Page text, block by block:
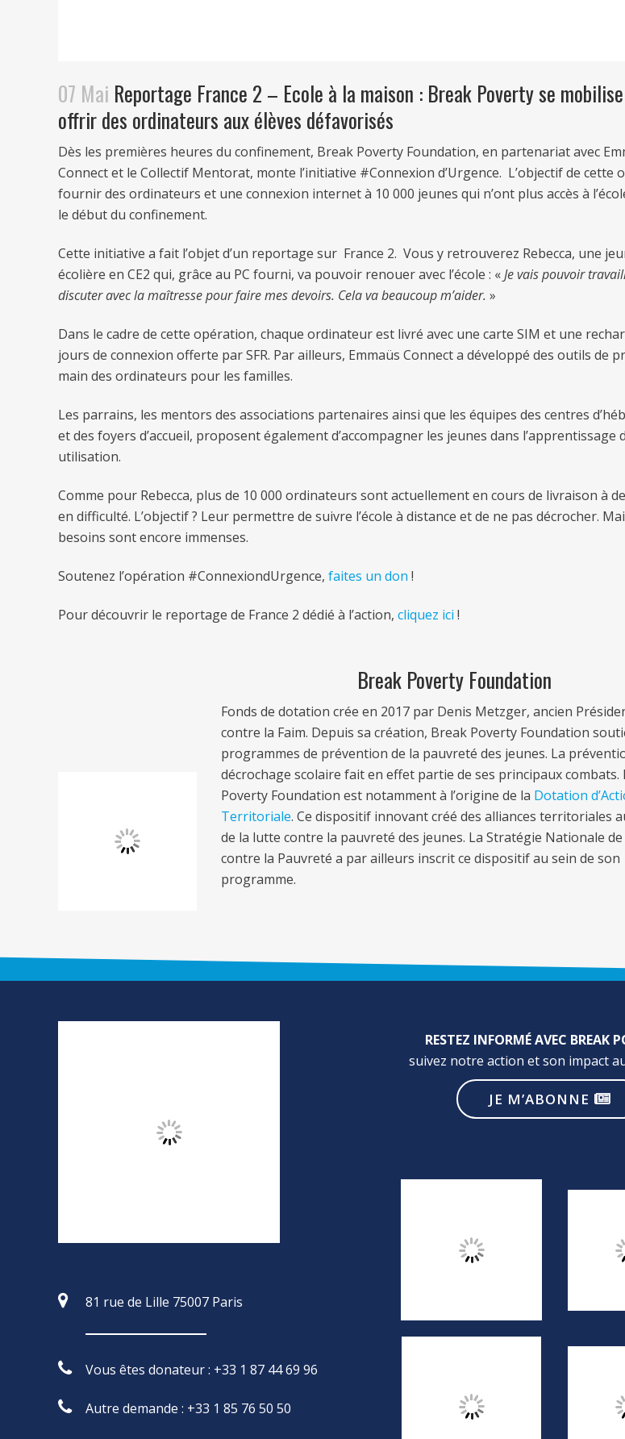
07 Mai Reportage France 2 – Ecole à la maison : Break Poverty se
offrir des ordinateurs aux élèves défavorisés
Dès les premières heures du confinement, Break Poverty Foundation, en partenariat avec
Connect et le Collectif Mentorat, monte l’initiative #Connexion d’Urgence. L’objectif de cette
fournir des ordinateurs et une connexion internet à 10 000 jeunes qui n’ont plus accès à
le début du confinement.
Cette initiative a fait l’objet d’un reportage sur France 2. Vous y retrouverez Rebecca, une
écolière en CE2 qui, grâce au PC fourni, va pouvoir renouer avec l’école : «Je vais pouvoir
discuter avec la maîtresse pour faire mes devoirs. Cela va beaucoup m’aider. »
Dans le cadre de cette opération, chaque ordinateur est livré avec une carte SIM et une
jours de connexion offerte par SFR. Par ailleurs, Emmaüs Connect a développé des outils de
main des ordinateurs pour les familles.
Les parrains, les mentors des associations partenaires ainsi que les équipes des centres
et des foyers d’accueil, proposent également d’accompagner les jeunes dans l’apprentissage
utilisation.
Comme pour Rebecca, plus de 10 000 ordinateurs sont actuellement en cours de livraison à
en difficulté. L’objectif ? Leur permettre de suivre l’école à distance et de ne pas décrocher.
besoins sont encore immenses.
Soutenez l’opération #ConnexiondUrgence, faites un don !
Pour découvrir le reportage de France 2 dédié à l’action, cliquez ici !
Break Poverty Foundation
Fonds de dotation crée en 2017 par Denis Metzger, ancien
contre la Faim. Depuis sa création, Break Poverty Foundation
programmes de prévention de la pauvreté des jeunes. La
décrochage scolaire fait en effet partie de ses principaux combats.
Poverty Foundation est notamment à l’origine de la Dotation
Territoriale. Ce dispositif innovant créé des alliances territoriales
de la lutte contre la pauvreté des jeunes. La Stratégie Nationale
contre la Pauvreté a par ailleurs inscrit ce dispositif au sein de son
programme.
81 rue de Lille 75007 Paris
Vous êtes donateur : +33 1 87 44 69 96
Autre demande : +33 1 85 76 50 50
RESTEZ INFORMÉ AVEC BREAK
suivez notre action et son impact
JE M’ABONNE